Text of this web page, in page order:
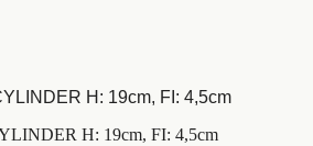
H: 19cm, FI: 4,5cm